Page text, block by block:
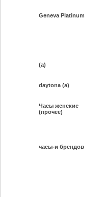
Geneva Platinum
(а)
daytona (а)
Часы женские
(прочее)
часы-и брендов